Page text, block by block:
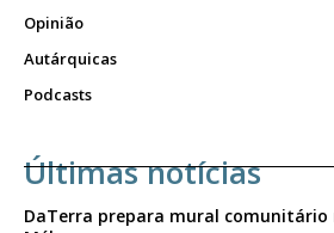
Opinião
Autárquicas
Podcasts
Últimas notícias
DaTerra prepara mural comunitário